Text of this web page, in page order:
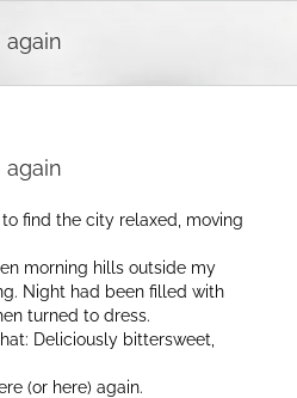
again
again
find the city relaxed, moving
morning hills outside my
Night had been filled with
turned to dress.
Deliciously bittersweet,
(or here) again.